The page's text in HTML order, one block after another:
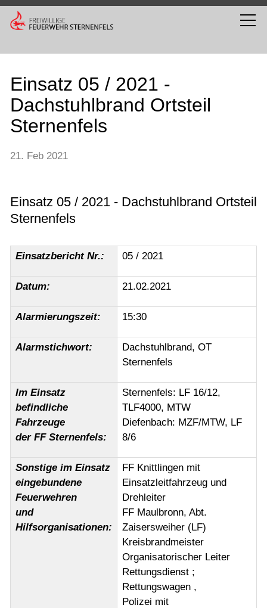
Einsatz 05 / 2021 -
Dachstuhlbrand Ortsteil
Sternenfels
21. Feb 2021
Einsatz 05 / 2021 - Dachstuhlbrand Ortsteil
Sternenfels
Einsatzbericht Nr.: 05 / 2021
Datum: 21.02.2021
Alarmierungszeit: 15:30
Alarmstichwort:
Dachstuhlbrand, OT
Sternenfels
Im Einsatz
befindliche
Fahrzeuge
der FF Sternenfels:
Sternenfels: LF 16/12,
TLF4000, MTW
Diefenbach: MZF/MTW, LF
8/6
Sonstige im Einsatz
eingebundene
Feuerwehren
und
Hilfsorganisationen:
FF Knittlingen mit
Einsatzleitfahrzeug und
Drehleiter
FF Maulbronn, Abt.
Zaisersweiher (LF)
Kreisbrandmeister
Organisatorischer Leiter
Rettungsdienst ;
Rettungswagen ,
Polizei mit